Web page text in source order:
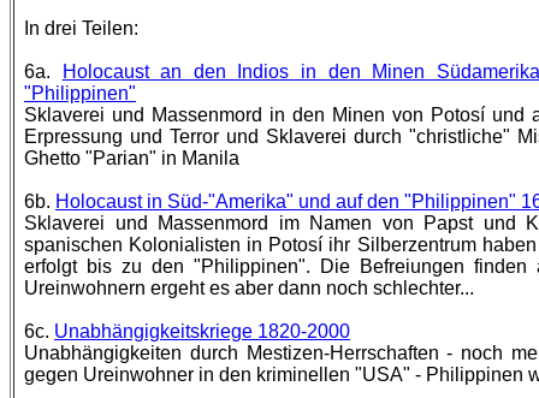
In drei Teilen:
6a.
Holocaust an den Indios in den Minen
"Philippinen"
Sklaverei und Massenmord in den Minen von Potosí
Erpressung und Terror und Sklaverei durch "christliche"
Ghetto "Parian" in Manila
6b. Holocaust in Süd-"Amerika" und auf den "Philippinen"
Sklaverei und Massenmord im Namen von Papst und
spanischen Kolonialisten in Potosí ihr Silberzentrum
erfolgt bis zu den "Philippinen". Die Befreiungen
Ureinwohnern ergeht es aber dann noch schlechter...
6c. Unabhängigkeitskriege 1820-2000
Unabhängigkeiten durch Mestizen-Herrschaften - noch
gegen Ureinwohner in den kriminellen "USA" - Philippinen